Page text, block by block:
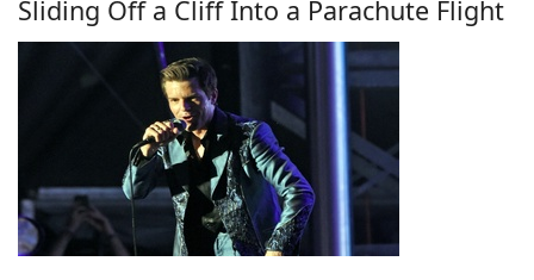
Sliding Off a Cliff Into a Parachute Flight